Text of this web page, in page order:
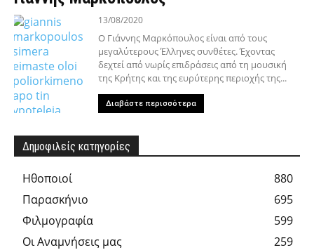
13/08/2020
Ο Γιάννης Μαρκόπουλος είναι από τους
μεγαλύτερους Έλληνες συνθέτες. Έχοντας
δεχτεί από νωρίς επιδράσεις από τη μουσική
της Κρήτης και της ευρύτερης περιοχής της...
Διαβάστε περισσότερα
Δημοφιλείς κατηγορίες
Hθοποιοί
880
Παρασκήνιο
695
Φιλμογραφία
599
Οι Αναμνήσεις μας
259